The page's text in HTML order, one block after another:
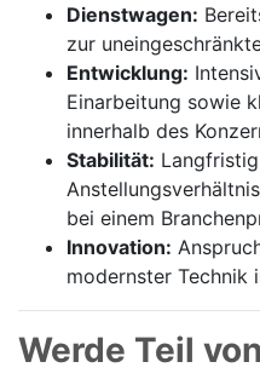
Dienstwagen:
zur
Entwicklung:
Einarbeitung sowie
innerhalb des
Stabilität:
bei einem
Innovation:
modernster Technik
Werde Teil